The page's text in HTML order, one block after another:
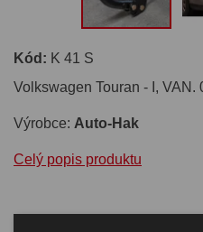
Kód: K 41 S
Volkswagen Touran - I, VAN.
Výrobce: Auto-Hak
Celý popis produktu